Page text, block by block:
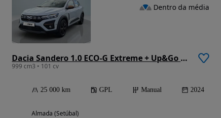
Dacia Sandero 1.0 ECO-G Extreme + Up&Go Bi-Fuel
999 cm3 • 101 cv
25 000 km GPL Manual 2024
Almada (Setúbal)
Dentro da média